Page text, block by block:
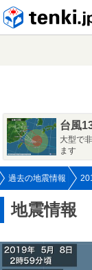
台風
大型で
ます
過去の地震情報
地震情報